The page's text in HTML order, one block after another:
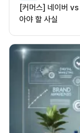
[커머스] 네이버
아야 할 사실